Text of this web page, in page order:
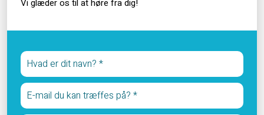
Vi glæder os til at høre fra dig!